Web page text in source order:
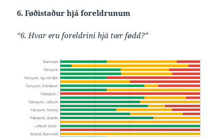
6. Føðistaður hjá foreldrunum
“6. Hvar eru foreldrini hjá tær fødd?”